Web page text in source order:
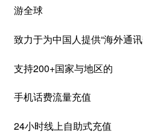
游全球
致力于为中国人提供“海外通
支持200+国家与地区的
手机话费流量充值
24小时线上自助式充值